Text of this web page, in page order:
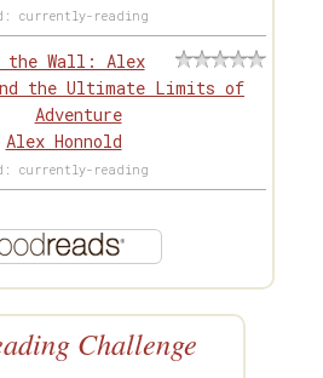
currently-reading
the Wall: Alex
the Ultimate Limits of
Adventure
Alex Honnold
currently-reading
Challenge